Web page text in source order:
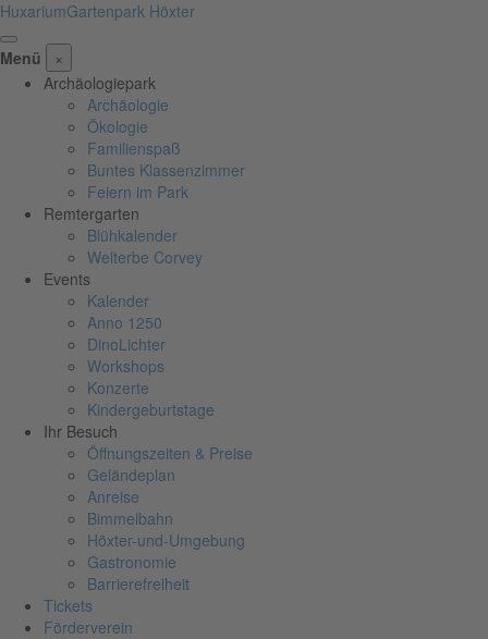
HuxariumGartenpark Höxter
Menü
×
Archäologiepark
Archäologie
Ökologie
Familienspaß
Buntes Klassenzimmer
Feiern im Park
Remtergarten
Blühkalender
Welterbe Corvey
Events
Kalender
Anno 1250
DinoLichter
Workshops
Konzerte
Kindergeburtstage
Ihr Besuch
Öffnungszeiten & Preise
Geländeplan
Anreise
Bimmelbahn
Höxter-und-Umgebung
Gastronomie
Barrierefreiheit
Tickets
Förderverein